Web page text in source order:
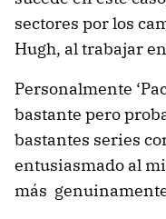
sectores por los
Hugh, al trabajar
Personalmente
bastante pero
bastantes series
entusiasmado al
más